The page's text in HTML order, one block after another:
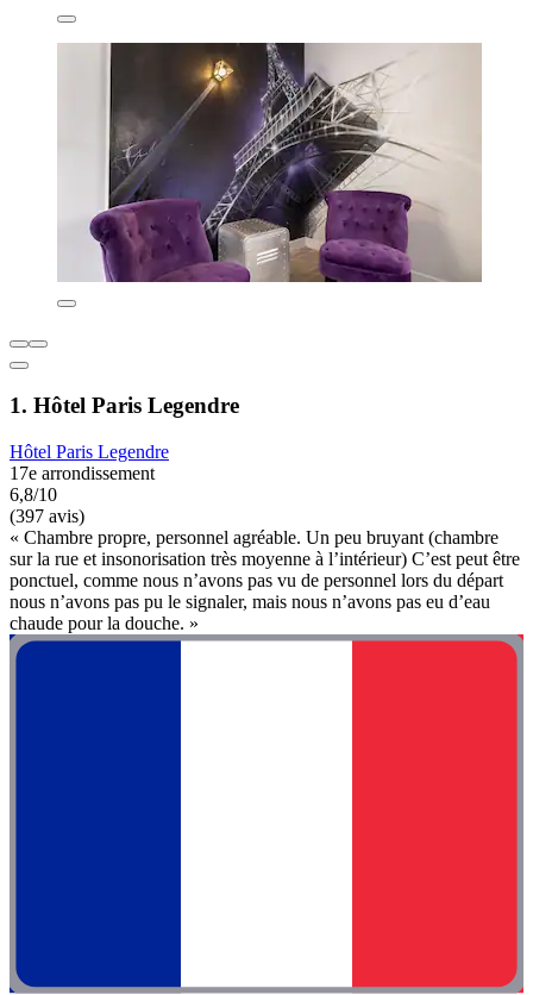
1. Hôtel Paris Legendre
Hôtel Paris Legendre
17e arrondissement
6,8/10
(397 avis)
« Chambre propre, personnel agréable. Un peu bruyant (chambre
sur la rue et insonorisation très moyenne à l’intérieur) C’est peut être
ponctuel, comme nous n’avons pas vu de personnel lors du départ
nous n’avons pas pu le signaler, mais nous n’avons pas eu d’eau
chaude pour la douche. »